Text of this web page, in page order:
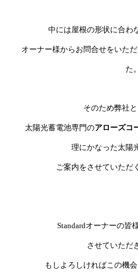
中には屋根の形状に合わ
オーナー様からお問合せをいた
た。
そのため弊社と
太陽光蓄電池専門のアローズコ
理にかなった太陽
ご案内をさせていただ
Standardオーナーの皆
させていただ
もしよろしければこの機